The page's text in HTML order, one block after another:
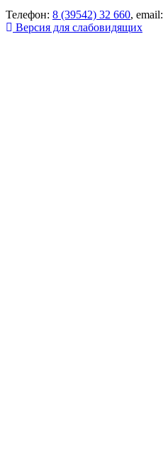
Телефон: 8 (39542) 32 660, email:
Версия для слабовидящих